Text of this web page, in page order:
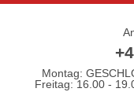
Montag:
Freitag: 16.00 -